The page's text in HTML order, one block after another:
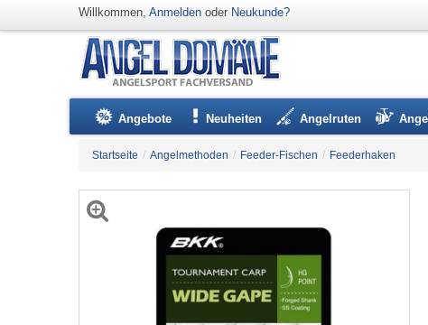
Willkommen, Anmelden oder Neukunde?
Angebote Neuheiten Angelruten
Startseite / Angelmethoden / Feeder-Fischen / Feederhaken